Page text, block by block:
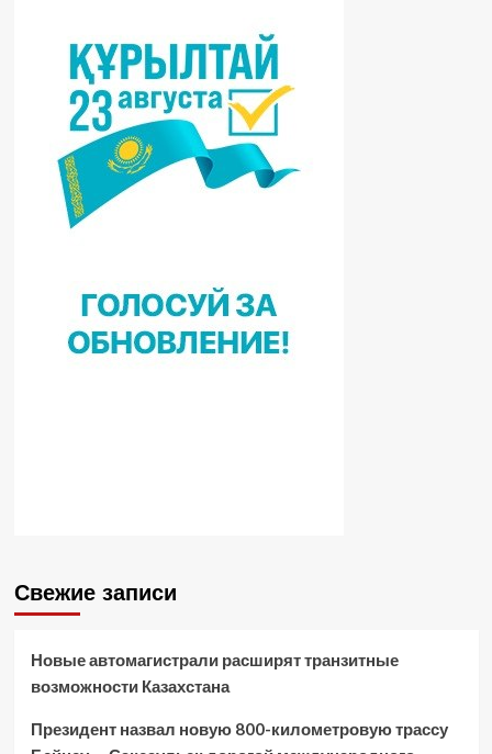
Свежие записи
Новые автомагистрали расширят транзитные
возможности Казахстана
Президент назвал новую 800-километровую трассу